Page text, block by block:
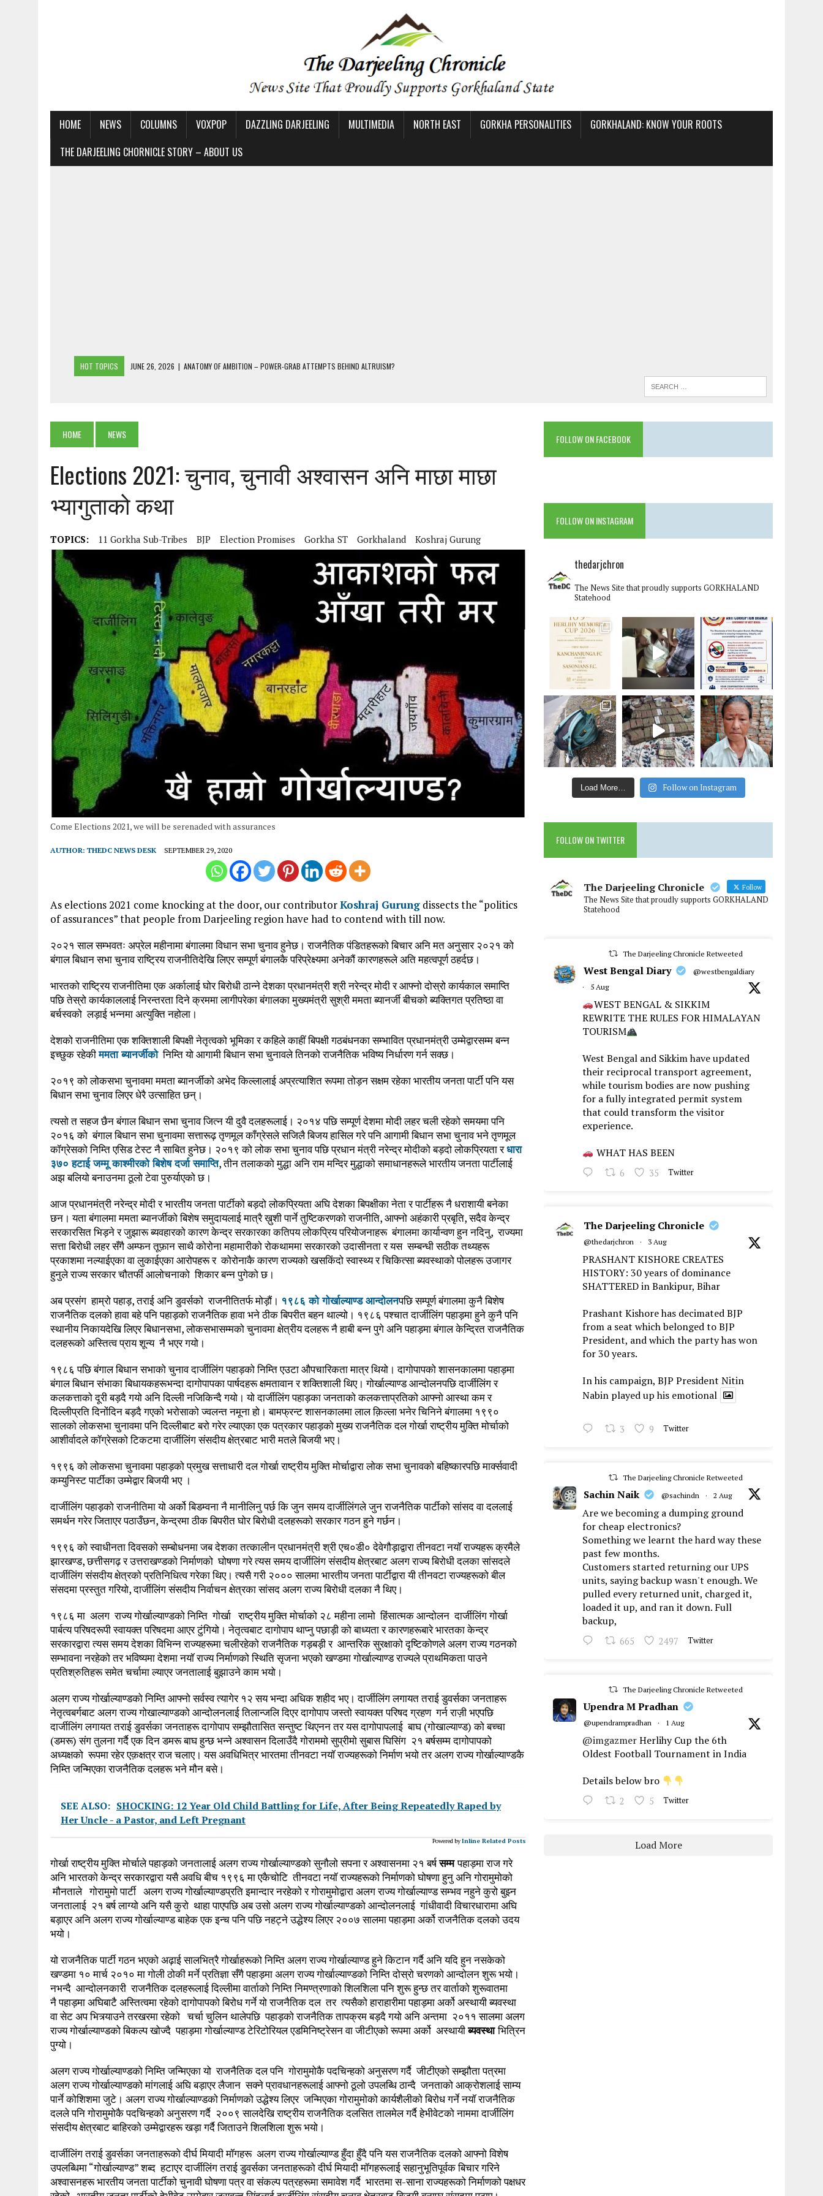
HOME NEWS COLUMNS VOXPOP DAZZLING DARJEELING MULTIMEDIA NORTH EAST GORKHA PERSONALITIES
GORKHALAND: KNOW YOUR ROOTS
THE DARJEELING CHORNICLE STORY – ABOUT US
HOT TOPICS JUNE 26, 2026 | ANATOMY OF AMBITION – POWER-GRAB ATTEMPTS BEHIND ALTRUISM?
JULY 26, 2026 | THE SHERPA PONBO OF SHERPAGAON: THE LAST KEEPER OF THE INVISIBLE WORLD
HOME NEWS
Elections 2021: चुनाव, चुनावी अश्वासन अनि माछा माछा
भ्यागुताको कथा
TOPICS: 11 Gorkha Sub-Tribes BJP Election Promises Gorkha ST Gorkhaland Koshraj Gurung
Come Elections 2021, we will be serenaded with assurances
AUTHOR: THEDC NEWS DESK SEPTEMBER 29, 2020
As elections 2021 come knocking at the door, our contributorKoshraj Gurung dissects the “politics
of assurances” that people from Darjeeling region have had to contend with till now.
२०२१ साल सम्भवतः अप्रेल महीनामा बंगालमा विधान सभा चुनाव हुनेछ। राजनैतिक पंडितहरूको बिचार अनि मत अनुसार २०२१ को
बंगाल बिधान सभा चुनाव राष्ट्रिय राजनीतिदेखि लिएर सम्पूर्ण बंगालकै परिप्रेक्ष्यमा अनेकौं कारणहरूले अति महत्वपूर्ण ठहर्दछ।
भारतको राष्ट्रिय राजनीतिमा एक अर्कालाई घोर बिरोधी ठान्ने देशका प्रधानमंत्री श्री नरेन्द्र मोदी र आफ्नो दोस्रो कार्यकाल समाप्ति
पछि तेस्रो कार्यकाललाई निरन्तरता दिने क्रममा लागीपरेका बंगालका मुख्यमंत्री सुश्री ममता ब्यानर्जी बीचको ब्यक्तिगत प्रतिष्ठा वा
बर्चस्वको लड़ाई भन्नमा अत्युक्ति नहोला।
देशको राजनीतिमा एक शक्तिशाली बिपक्षी नेतृत्वको भूमिका र कहिले काहीं बिपक्षी गठबंधनका सम्भावित प्रधानमंत्री उम्मेद्वारसम्म बन्न
इच्छुक रहेकीममता ब्यानर्जीकोनिम्ति यो आगामी बिधान सभा चुनावले तिनको राजनैतिक भविष्य निर्धारण गर्न सक्छ।
२०१९ को लोकसभा चुनावमा ममता ब्यानर्जीको अभेद किल्लालाई अप्रत्याशित रूपमा तोड़न सक्षम रहेका भारतीय जनता पार्टी पनि यस
बिधान सभा चुनाव लिएर धेरै उत्साहित छन्।
त्यसो त सहज छैन बंगाल बिधान सभा चुनाव जित्न यी दुवै दलहरूलाई। २०१४ पछि सम्पूर्ण देशमा मोदी लहर चली रहेको समयमा पनि
२०१६ को बंगाल बिधान सभा चुनावमा सत्तारूढ़ तृणमूल कॉंग्रेसले सजिलै बिजय हासिल गरे पनि आगामी बिधान सभा चुनाव भने तृणमूल
कॉग्रेसको निम्ति एसिड टेस्ट नै साबित हुनेछ। २०१९ को लोक सभा चुनाव पछि प्रधान मंत्री नरेन्द्र मोदीको बड़दो लोकप्रियता रधारा
३७० हटाई जम्मू काश्मीरको बिशेष दर्जा समाप्ति, तीन तलाकको मुद्धा अनि राम मन्दिर मुद्धाको समाधानहरूले भारतीय जनता पार्टीलाई
अझ बलियो बनाउनमा ठूलो टेवा पुरुर्याएको छ।
आज प्रधानमंत्री नरेन्द्र मोदी र भारतीय जनता पार्टीको बड़दो लोकप्रियता अघि देशका बिपक्षीका नेता र पार्टीहरू नै धराशायी बनेका
छन। यता बंगालमा ममता ब्यानर्जीको बिशेष समुदायलाई मात्रै ख़ुशी पार्ने तुष्टिकरणको राजनीति, आफ्नो अहंकारी प्रबृति, सदैव केन्द्र
सरकारसित भिड़ने र जुझारू ब्यवहारको कारण केन्द्र सरकारका कतिपय लोकप्रिय परियोजनाहरू बंगालमा कार्यान्वण हुन नदिनु, राज्यमा
सत्ता बिरोधी लहर सँगै अम्फन तूफ़ान साथै कोरोना महामारीको रोकथाममा सरकारको उदासीनता र यस सम्बन्धी सठीक तथ्यहरू
प्रकाशमा नल्याईएका वा लुकाईएका आरोपहरू र कोरोनाकै कारण राज्यको खसकिंदो स्वास्थ्य र चिकित्सा ब्यवस्थाको पोलहरू उजागर
हुनुले राज्य सरकार चौतर्फी आलोचनाको शिकार बन्न पुगेको छ।
अब प्रसंग हाम्रो पहाड़, तराई अनि डुवर्सको राजनीतितर्फ मोड़ौं। १९८६ को गोर्खाल्याण्ड आन्दोलनपछि सम्पूर्ण बंगालमा कुनै बिशेष
राजनैतिक दलको हावा बहे पनि पहाड़को राजनैतिक हावा भने ठीक बिपरीत बहन थाल्यो। १९८६ पश्चात दार्जीलिंग पहाड़मा हुने कुनै पनि
स्थानीय निकायदेखि लिएर बिधानसभा, लोकसभासम्मको चुनावमा क्षेत्रीय दलहरू नै हाबी बन्न पुगे अनि पहाड़मा बंगाल केन्द्रित राजनैतिक
दलहरूको अस्तित्व प्राय शून्य नै भएर गयो।
१९८६ पछि बंगाल बिधान सभाको चुनाव दार्जीलिंग पहाड़को निम्ति एउटा औपचारिकता मात्र थियो। दागोपापको शासनकालमा पहाड़मा
बंगाल बिधान संभाका बिधायकहरूभन्दा दागोपापका पार्षदहरू क्षमतावान र शक्तिशाली थिए। गोर्खाल्याण्ड आन्दोलनपछि दार्जीलिंग र
कलकत्ताको दूरी बड़दै गयो अनि दिल्ली नजिकिन्दै गयो। यो दार्जीलिंग पहाड़का जनताको कलकत्ताप्रतिको आफ्नो आस्था कम र
दिल्लीप्रति दिनोंदिन बड़दै गएको भरोसाको ज्वलन्त नमूना हो। बामफ्रन्ट शासनकालमा लाल क़िल्ला भनेर चिनिने बंगालमा १९९०
सालको लोकसभा चुनावमा पनि दिल्लीबाट बरो गरेर ल्याएका एक पत्रकार पहाड़को मुख्य राजनैतिक दल गोर्खा राष्ट्रीय मुक्ति मोर्चाको
आशीर्वादले कॉग्रेसको टिकटमा दार्जीलिंग संसदीय क्षेत्रबाट भारी मतले बिजयी भए।
१९९६ को लोकसभा चुनावमा पहाड़को प्रमुख सत्ताधारी दल गोर्खा राष्ट्रीय मुक्ति मोर्चाद्वारा लोक सभा चुनावको बहिष्कारपछि मार्क्सवादी
कम्युनिस्ट पार्टीका उम्मेद्वार बिजयी भए ।
दार्जीलिंग पहाड़को राजनीतिमा यो अर्को बिडम्वना नै मानीलिनु पर्छ कि जुन समय दार्जीलिंगले जुन राजनैतिक पार्टीको सांसद वा दललाई
समर्थन गरेर जिताएर पठाउँछन, केन्द्रमा ठीक बिपरीत घोर बिरोधी दलहरूको सरकार गठन हुने गर्छन।
१९९६ को स्वाधीनता दिवसको सम्बोधनमा जब देशका तत्कालीन प्रधानमंत्री श्री एच०डी० देवेगौड़ाद्वारा तीनवटा नयॉ राज्यहरू क्रमैले
झारखण्ड, छत्तीसगढ़ र उत्तराखण्डको निर्माणको घोषणा गरे त्यस समय दार्जीलिंग संसदीय क्षेत्रबाट अलग राज्य बिरोधी दलका सांसदले
दार्जीलिंग संसदीय क्षेत्रको प्रतिनिधित्व गरेका थिए। त्यसै गरी २००० सालमा भारतीय जनता पार्टीद्वारा यी तीनवटा राज्यहरूको बील
संसदमा प्रस्तुत गरियो, दार्जीलिंग संसदीय निर्वाचन क्षेत्रका सांसद अलग राज्य बिरोधी दलका नै थिए।
१९८६ मा अलग राज्य गोर्खाल्याण्डको निम्ति गोर्खा राष्ट्रीय मुक्ति मोर्चाको २८ महीना लामो हिंसात्मक आन्दोलन दार्जीलिंग गोर्खा
पार्बत्य परिषदरूपी स्वायक्त परिषदमा आएर टुंगियो। नेतृत्वबाट दागोपाप थाप्नु पछाड़ी को बाध्यता र कारणहरूबारे भारतका केन्द्र
सरकारद्वारा त्यस समय देशका विभिन्न राज्यहरूमा चलीरहेको राजनैतिक गड़बड़ी र आन्तरिक सुरक्षाको दृष्टिकोणले अलग राज्य गठनको
सम्भावना नरहेको तर भविष्यमा देशमा नयॉ राज्य निर्माणको स्थिति सृजना भएको खण्डमा गोर्खाल्याण्ड राज्यले प्राथमिकता पाउने
प्रतिश्रुतिहरू समेत चर्चामा ल्याएर जनतालाई बुझाउने काम भयो।
अलग राज्य गोर्खाल्याण्डको निम्ति आफ्नो सर्वस्व त्यागेर १२ सय भन्दा अधिक शहीद भए। दार्जीलिंग लगायत तराई डुवर्सका जनताहरू
नेतृत्वबर्गबाट अलग राज्य गोखाल्याण्डको आन्दोलनलाई तिलान्जलि दिएर दागोपाप जस्तो स्वायक्त परिषद ग्रहण गर्न राज़ी भएपछि
दार्जीलिंग लगायत तराई डुवर्सका जनताहरू दागोपाप सम्झौतासित सन्तुष्ट थिएनन तर यस दागोपापलाई बाघ (गोखाल्याण्ड) को बच्चा
(डमरू) संग तुलना गर्दै एक दिन डमरू बाघ हुन्छ भन्ने अश्वासन दिलाउँदै गोराममो सुप्रीमो सुबास घिसिंग २१ बर्षसम्म दागोपापको
अध्यक्षको रूपमा रहेर एक़क्षत्र राज चलाए। यस अवधिभित्र भारतमा तीनवटा नयॉ राज्यहरूको निर्माण भयो तर अलग राज्य गोर्खाल्याण्डकै
निम्ति जन्मिएका राजनैतिक दलहरू भने मौन बसे।
SEE ALSO: SHOCKING: 12 Year Old Child Battling for Life, After Being Repeatedly Raped by
Her Uncle - a Pastor, and Left Pregnant
Powered byInline Related Posts
गोर्खा राष्ट्रीय मुक्ति मोर्चाले पहाड़को जनतालाई अलग राज्य गोर्खाल्याण्डको सुनौलो सपना र अश्वासनमा २१ बर्षसम्म पहाड़मा राज गरे
अनि भारतको केन्द्र सरकारद्वारा यसै अवधि बीच १९९६ मा एकैचोटि तीनवटा नयॉ राज्यहरूको निर्माणको घोषणा हुनु अनि गोरामुमोको
मौनताले गोरामुमो पार्टी अलग राज्य गोर्खाल्याण्डप्रति इमान्दार नरहेको र गोरामुमोद्वारा अलग राज्य गोर्खाल्याण्ड सम्भव नहुने कुरो बुझ्न
जनतालाई २१ बर्ष लाग्यो अनि यसै कुरो थाहा पाएपछि अब उसो अलग राज्य गोर्खाल्याण्डको आन्दोलनलाई गांधीवादी विचारधारामा अघि
बड़ाएर अनि अलग राज्य गोर्खाल्याण्ड बाहेक एक इन्च पनि पछि नहट्ने उद्धेश्य लिएर २००७ सालमा पहाड़मा अर्को राजनैतिक दलको उदय
भयो।
यो राजनैतिक पार्टी गठन भएको अढ़ाई सालभित्रै गोर्खाहरूको निम्ति अलग राज्य गोर्खाल्याण्ड हुने किटान गर्दै अनि यदि हुन नसकेको
खण्डमा १० मार्च २०१० मा गोली ठोकी मर्ने प्रतिज्ञा सँगै पहाड़मा अलग राज्य गोर्खाल्याण्डको निम्ति दोस्रो चरणको आन्दोलन शुरू भयो।
नभन्दै आन्दोलनकारी राजनैतिक दलहरूलाई दिल्लीमा वार्ताको निम्ति निमण्त्रणाको शिलशिला पनि शुरू हुन्छ तर वार्ताको शुरूवातमा
नै पहाड़मा अघिबाटै अस्तित्वमा रहेको दागोपापको बिरोध गर्ने यो राजनैतिक दल तर त्यसैको हाराहारीमा पहाड़मा अर्को अस्थायी ब्यवस्था
वा सेट अप भित्र्याउने तरखरमा रहेको चर्चा चुलिन थालेपछि पहाड़को राजनैतिक तापक्रम बड़दै गयो अनि अन्तमा २०११ सालमा अलग
राज्य गोर्खाल्याण्डको बिकल्प खोज्दै पहाड़मा गोर्खाल्याण्ड टेरिटोरियल एडमिनिष्ट्रेसन वा जीटीएको रूपमा अर्को अस्थायीब्यवस्था भित्रिन
पुग्यो।
अलग राज्य गोर्खाल्याण्डको निम्ति जन्मिएका यो राजनैतिक दल पनि गोरामुमोकै पदचिन्हको अनुसरण गर्दै जीटीएको सम्झौता पत्रमा
अलग राज्य गोर्खाल्याण्डको मांगलाई अघि बड़ाएर लैजान सक्ने प्रावधानहरूलाई आफ्नो ठूलो उपलब्धि ठान्दै जनताको आक्रोशलाई साम्य
पार्ने कोशिशमा जुटे। अलग राज्य गोर्खाल्याण्डको निर्माणको उद्धेश्य लिएर जन्मिएका गोरामुमोको कार्यशैलीको बिरोध गर्ने नयॉ राजनैतिक
दलले पनि गोरामुमोकै पदचिन्हको अनुसरण गर्दै २००९ सालदेखि राष्ट्रीय राजनैतिक दलसित तालमेल गर्दै हेभीवेटको नाममा दार्जीलिंग
संसदीय क्षेत्रबाट बाहिरको उम्मेद्वारहरू खड़ा गर्दै जिताउने शिलशिला शुरू भयो।
दार्जीलिंग तराई डुवर्सका जनताहरूको दीर्घ मियादी मॉगहरू अलग राज्य गोर्खाल्याण्ड हुँदा हुँदै पनि यस राजनैतिक दलको आफ्नो विशेष
उपलब्धिमा “गोर्खाल्याण्ड” शब्द हटाएर दार्जीलिंग तराई डुवर्सका जनताहरूको दीर्घ मियादी मॉगहरूलाई सहानुभूतिपूर्वक बिचार गरिने
अश्वासनहरू भारतीय जनता पार्टीको चुनावी घोषणा पत्र वा संकल्प पत्रहरूमा समावेश गर्दै भारतमा स-साना राज्यहरूको निर्माणको पक्षधर
FOLLOW ON FACEBOOK
FOLLOW ON INSTAGRAM
thedarjchron
The News Site that proudly supports GORKHALAND
Statehood
Load More… Follow on Instagram
FOLLOW ON TWITTER
The Darjeeling Chronicle Follow
The News Site that proudly supports GORKHALAND
Statehood
The Darjeeling Chronicle Retweeted
West Bengal Diary
@westbengaldiary
·
5 Aug
WEST BENGAL & SIKKIM
REWRITE THE RULES FOR HIMALAYAN
TOURISM
West Bengal and Sikkim have updated
their reciprocal transport agreement,
while tourism bodies are now pushing
for a fully integrated permit system
that could transform the visitor
experience.
WHAT HAS BEEN
6 35 Twitter
The Darjeeling Chronicle
@thedarjchron · 3 Aug
PRASHANT KISHORE CREATES
HISTORY: 30 years of dominance
SHATTERED in Bankipur, Bihar
Prashant Kishore has decimated BJP
from a seat which belonged to BJP
President, and which the party has won
for 30 years.
In his campaign, BJP President Nitin
Nabin played up his emotional
3 9 Twitter
The Darjeeling Chronicle Retweeted
Sachin Naik @sachindn · 2 Aug
Are we becoming a dumping ground
for cheap electronics?
Something we learnt the hard way these
past few months.
Customers started returning our UPS
units, saying backup wasn't enough. We
pulled every returned unit, charged it,
loaded it up, and ran it down. Full
backup,
665 2497 Twitter
The Darjeeling Chronicle Retweeted
Upendra M Pradhan
@upendrampradhan · 1 Aug
@imgazmerHerlihy Cup the 6th
Oldest Football Tournament in India
Details below bro
2 5 Twitter
Load More